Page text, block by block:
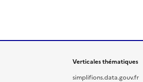
Verticales thématiques
simplifions.data.gouv.fr